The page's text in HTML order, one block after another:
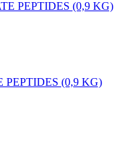
PEPTIDES (0,9 KG)